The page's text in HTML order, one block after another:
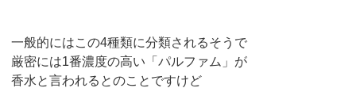
一般的にはこの4種類に分類されるそうで
厳密には1番濃度の高い「パルファム」が
香水と言われるとのことですけど